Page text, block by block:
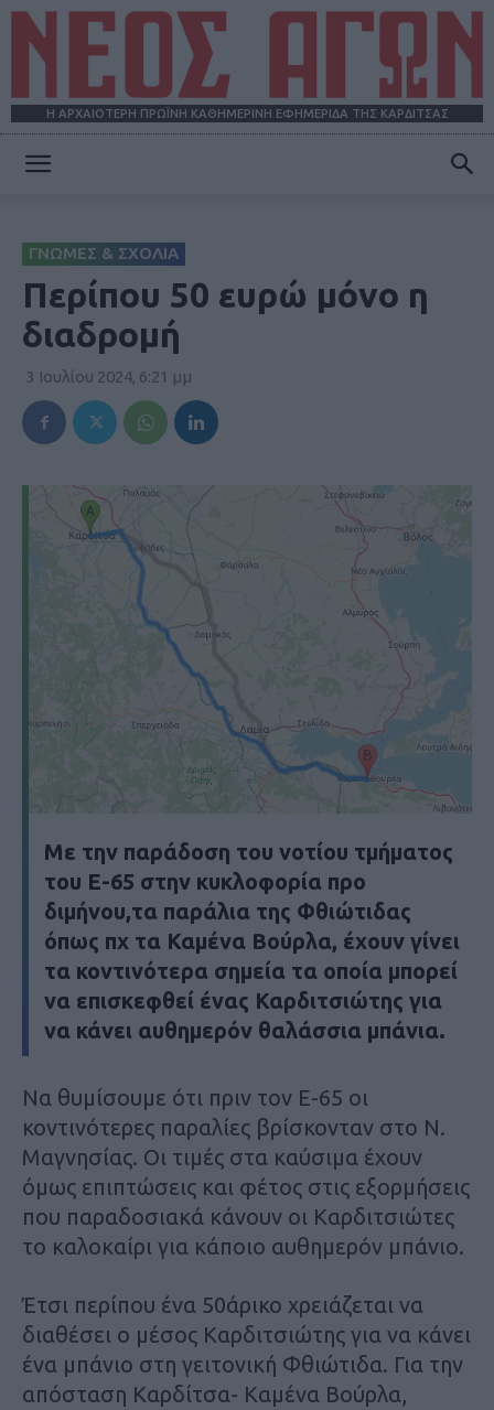
Η ΑΡΧΑΙΟΤΕΡΗ ΠΡΩΪΝΗ ΚΑΘΗΜΕΡΙΝΗ ΕΦΗΜΕΡΙΔΑ ΤΗΣ ΚΑΡΔΙΤΣΑΣ
ΓΝΩΜΕΣ & ΣΧΟΛΙΑ
Περίπου 50 ευρώ μόνο η
διαδρομή
3 Ιουλίου 2024, 6:21 μμ
Με την παράδοση του νοτίου τμήματος
του Ε-65 στην κυκλοφορία προ
διμήνου,τα παράλια της Φθιώτιδας
όπως πχ τα Καμένα Βούρλα, έχουν γίνει
τα κοντινότερα σημεία τα οποία μπορεί
να επισκεφθεί ένας Καρδιτσιώτης για
να κάνει αυθημερόν θαλάσσια μπάνια.
Να θυμίσουμε ότι πριν τον Ε-65 οι
κοντινότερες παραλίες βρίσκονταν στο Ν.
Μαγνησίας. Οι τιμές στα καύσιμα έχουν
όμως επιπτώσεις και φέτος στις εξορμήσεις
που παραδοσιακά κάνουν οι Καρδιτσιώτες
το καλοκαίρι για κάποιο αυθημερόν μπάνιο.
Έτσι περίπου ένα 50άρικο χρειάζεται να
διαθέσει ο μέσος Καρδιτσιώτης για να κάνει
ένα μπάνιο στη γειτονική Φθιώτιδα. Για την
απόσταση Καρδίτσα- Καμένα Βούρλα,